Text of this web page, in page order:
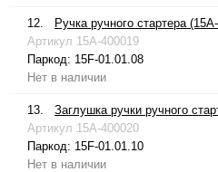
12.
Ручка ручного стартера
Артикул 15A-400019
Паркод: 15F-01.01.08
Нет в наличии
13.
Заглушка ручки ручного
Артикул 15A-400020
Паркод: 15F-01.01.10
Нет в наличии